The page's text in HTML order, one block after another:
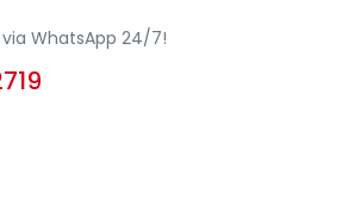
WhatsApp 24/7!